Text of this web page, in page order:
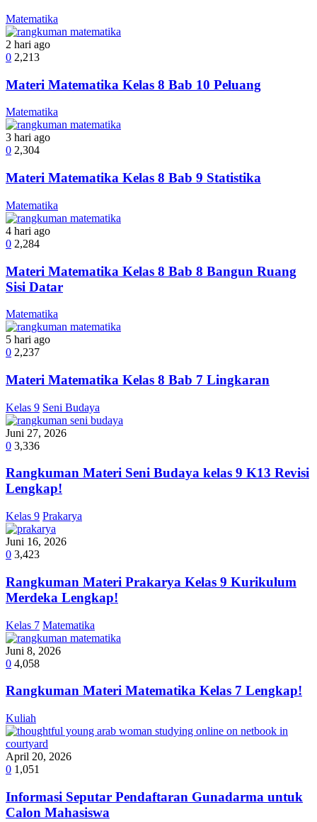
Matematika
2 hari ago
0 2,213
Materi Matematika Kelas 8 Bab 10 Peluang
Matematika
3 hari ago
0 2,304
Materi Matematika Kelas 8 Bab 9 Statistika
Matematika
4 hari ago
0 2,284
Materi Matematika Kelas 8 Bab 8 Bangun Ruang
Sisi Datar
Matematika
5 hari ago
0 2,237
Materi Matematika Kelas 8 Bab 7 Lingkaran
Kelas 9 Seni Budaya
Juni 27, 2026
0 3,336
Rangkuman Materi Seni Budaya kelas 9 K13 Revisi
Lengkap!
Kelas 9 Prakarya
Juni 16, 2026
0 3,423
Rangkuman Materi Prakarya Kelas 9 Kurikulum
Merdeka Lengkap!
Kelas 7 Matematika
Juni 8, 2026
0 4,058
Rangkuman Materi Matematika Kelas 7 Lengkap!
Kuliah
April 20, 2026
0 1,051
Informasi Seputar Pendaftaran Gunadarma untuk
Calon Mahasiswa